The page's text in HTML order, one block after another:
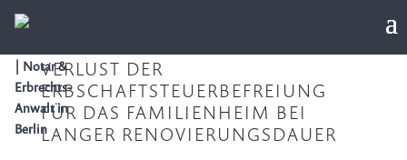
VERLUST DER
ERBSCHAFTSTEUERBEFREIUNG
FÜR DAS FAMILIENHEIM BEI
LANGER RENOVIERUNGSDAUER